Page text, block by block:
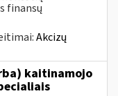
finansų
Akcizų
kaitinamojo